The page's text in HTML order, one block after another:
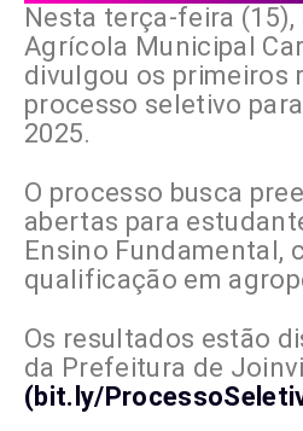
Nesta terça-feira (15),
Agrícola Municipal
divulgou os primeiros
processo seletivo
2025.
O processo busca
abertas para
Ensino Fundamental,
qualificação em
Os resultados estão
da Prefeitura de
(bit.ly/